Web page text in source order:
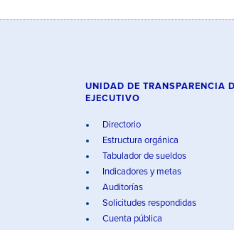
UNIDAD DE TRANSPARENCIA
EJECUTIVO
Directorio
Estructura orgánica
Tabulador de sueldos
Indicadores y metas
Auditorías
Solicitudes respondidas
Cuenta pública